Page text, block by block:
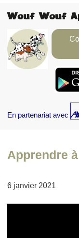
Wouf Wouf
En partenariat avec
Apprendre
6 janvier 2021